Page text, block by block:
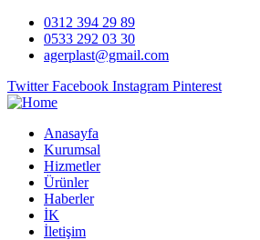
0312 394 29 89
0533 292 03 30
agerplast@gmail.com
Twitter Facebook Instagram Pinterest
Anasayfa
Kurumsal
Hizmetler
Ürünler
Haberler
İK
İletişim